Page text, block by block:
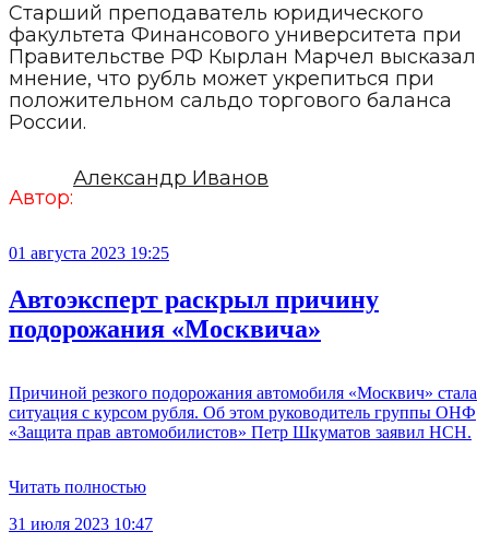
Старший преподаватель юридического
факультета Финансового университета при
Правительстве РФ Кырлан Марчел высказал
мнение, что рубль может укрепиться при
положительном сальдо торгового баланса
России.
Автор:
Александр Иванов
01 августа 2023 19:25
Автоэксперт раскрыл причину
подорожания «Москвича»
Причиной резкого подорожания автомобиля «Москвич» стала
ситуация с курсом рубля. Об этом руководитель группы ОНФ
«Защита прав автомобилистов» Петр Шкуматов заявил НСН.
Читать полностью
31 июля 2023 10:47